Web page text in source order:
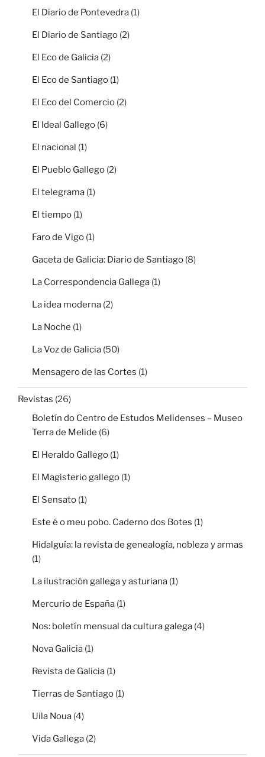
El Diario de Pontevedra (1)
El Diario de Santiago (2)
El Eco de Galicia (2)
El Eco de Santiago (1)
El Eco del Comercio (2)
El Ideal Gallego (6)
El nacional (1)
El Pueblo Gallego (2)
El telegrama (1)
El tiempo (1)
Faro de Vigo (1)
Gaceta de Galicia: Diario de Santiago (8)
La Correspondencia Gallega (1)
La idea moderna (2)
La Noche (1)
La Voz de Galicia (50)
Mensagero de las Cortes (1)
Revistas (26)
Boletín do Centro de Estudos Melidenses – Museo
Terra de Melide (6)
El Heraldo Gallego (1)
El Magisterio gallego (1)
El Sensato (1)
Este é o meu pobo. Caderno dos Botes (1)
Hidalguía: la revista de genealogía, nobleza y armas
(1)
La ilustración gallega y asturiana (1)
Mercurio de España (1)
Nos: boletín mensual da cultura galega (4)
Nova Galicia (1)
Revista de Galicia (1)
Tierras de Santiago (1)
Uila Noua (4)
Vida Gallega (2)